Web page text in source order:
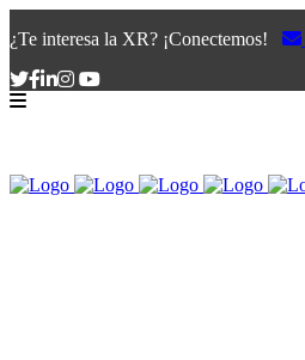
¿Te interesa la XR? ¡Conectemos!